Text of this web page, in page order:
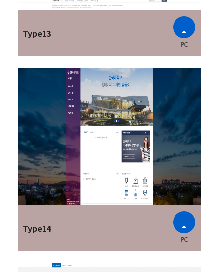
Type13
Type14